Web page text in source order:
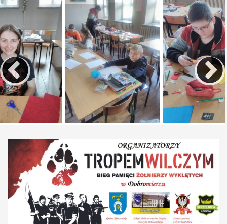
Joanna Chuda
Wioleta Wrzeszcz
Maria Zielińska